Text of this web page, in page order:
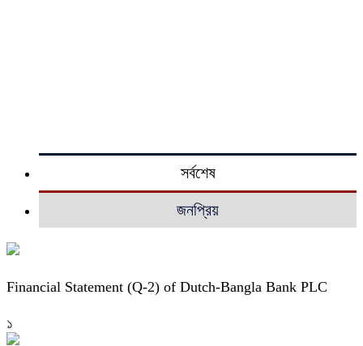
সর্বশেষ
জনপ্রিয়
Financial Statement (Q-2) of Dutch-Bangla Bank PLC
১